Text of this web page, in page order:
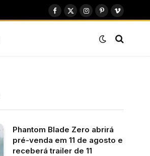
Facebook
X
Instagram
PinterestVimeo
Phantom Blade Zero abrirá
pré-venda em 11 de agosto e
receberá trailer de 11